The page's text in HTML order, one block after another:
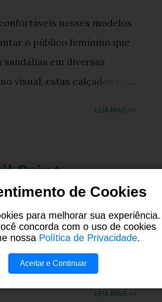
nesses modelos
o público feminino que
em diversas
visual, estas calçados no
LEIA MAIS >>
Print
de dedo Havaianas .
do 33/34 até o 45/46. As
2017/2018 em breve
Brasil.
LEIA MAIS >>
de Cookies
para melhorar sua experiência.
concorda com o uso de cookies
nossa Política de Privacidade.
Aceitar e Continuar